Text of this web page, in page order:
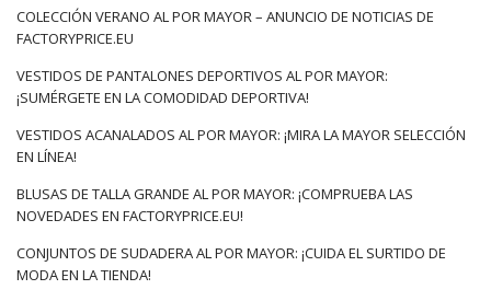
COLECCIÓN VERANO AL POR MAYOR – ANUNCIO DE NOTICIAS DE
FACTORYPRICE.EU
VESTIDOS DE PANTALONES DEPORTIVOS AL POR MAYOR:
¡SUMÉRGETE EN LA COMODIDAD DEPORTIVA!
VESTIDOS ACANALADOS AL POR MAYOR: ¡MIRA LA MAYOR SELECCIÓN
EN LÍNEA!
BLUSAS DE TALLA GRANDE AL POR MAYOR: ¡COMPRUEBA LAS
NOVEDADES EN FACTORYPRICE.EU!
CONJUNTOS DE SUDADERA AL POR MAYOR: ¡CUIDA EL SURTIDO DE
MODA EN LA TIENDA!